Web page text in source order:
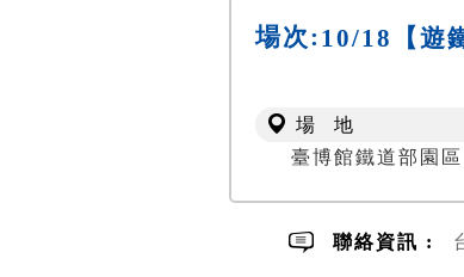
場次: 10/18【遊
場 地
臺博館鐵道部園區
聯絡資訊 :